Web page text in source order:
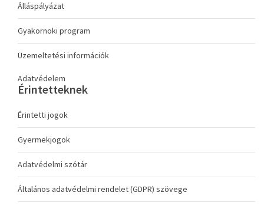
Álláspályázat
Gyakornoki program
Üzemeltetési információk
Adatvédelem
Érintetteknek
Érintetti jogok
Gyermekjogok
Adatvédelmi szótár
Általános adatvédelmi rendelet (GDPR) szövege